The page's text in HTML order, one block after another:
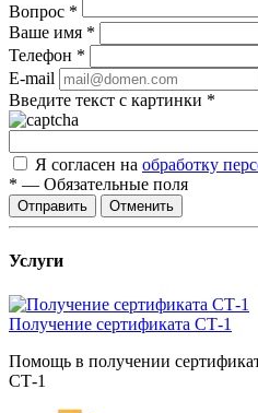
Вопрос *
Ваше имя *
Телефон *
E-mail
Введите текст с картинки *
Я согласен на обработку
* — Обязательные поля
Отправить Отменить
Услуги
Получение сертификата СТ-1
Помощь в получении
СТ-1